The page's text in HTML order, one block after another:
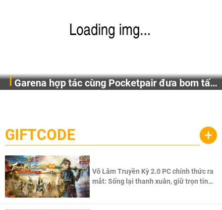
Garena hợp tác cùng Pocketpair đưa bom tấn
cầu, theo giấy phép chính thức từ công ty game Nhật Bản
Pocketpair, Inc.
GIFTCODE +
Võ Lâm Truyền Kỳ 2.0 PC chính thức ra
mắt: Sống lại thanh xuân, giữ trọn tinh